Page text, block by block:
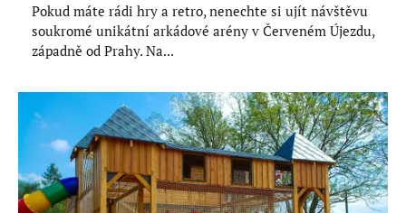
Pokud máte rádi hry a retro, nenechte si ujít návštěvu
soukromé unikátní arkádové arény v Červeném Újezdu,
západně od Prahy. Na...